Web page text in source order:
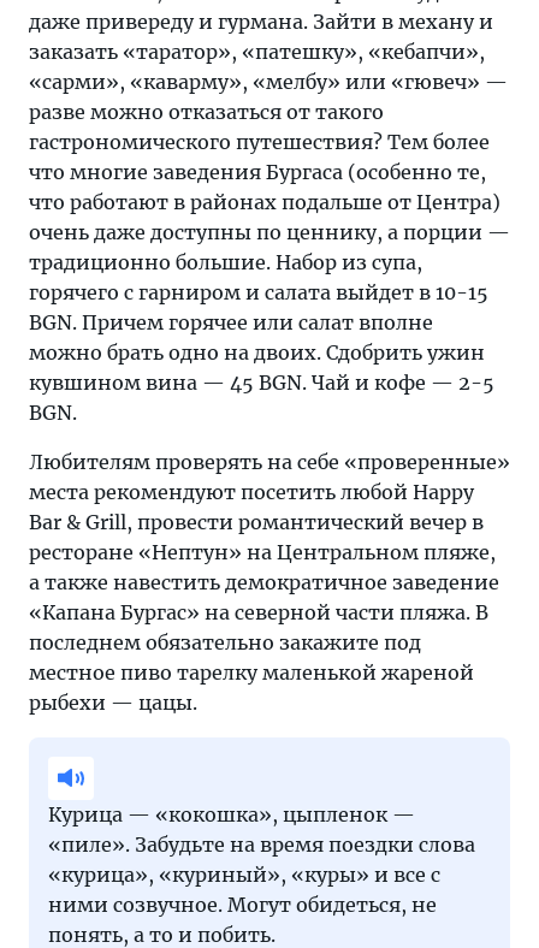
даже привереду и гурмана. Зайти в механу и
заказать «таратор», «патешку», «кебапчи»,
«сарми», «каварму», «мелбу» или «гювеч» —
разве можно отказаться от такого
гастрономического путешествия? Тем более
что многие заведения Бургаса (особенно те,
что работают в районах подальше от Центра)
очень даже доступны по ценнику, а порции —
традиционно большие. Набор из супа,
горячего с гарниром и салата выйдет в 10-15
BGN. Причем горячее или салат вполне
можно брать одно на двоих. Сдобрить ужин
кувшином вина — 45 BGN. Чай и кофе — 2-5
BGN.
Любителям проверять на себе «проверенные»
места рекомендуют посетить любой Happy
Bar & Grill, провести романтический вечер в
ресторане «Нептун» на Центральном пляже,
а также навестить демократичное заведение
«Капана Бургас» на северной части пляжа. В
последнем обязательно закажите под
местное пиво тарелку маленькой жареной
рыбехи — цацы.
Курица — «кокошка», цыпленок —
«пиле». Забудьте на время поездки слова
«курица», «куриный», «куры» и все с
ними созвучное. Могут обидеться, не
понять, а то и побить.